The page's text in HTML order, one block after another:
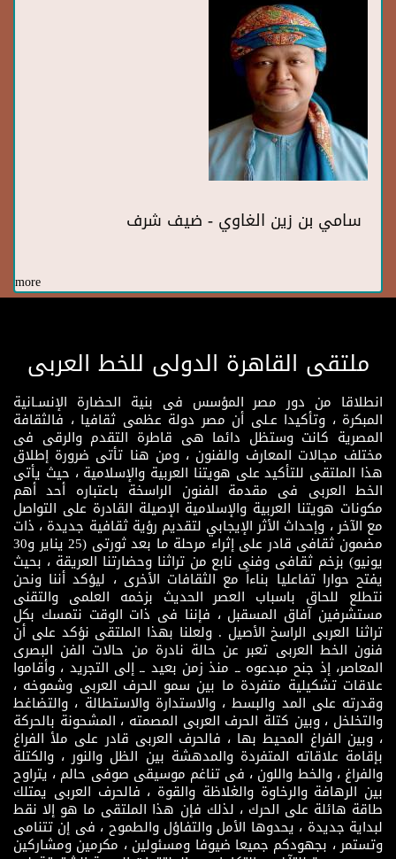
سامي بن زين الغاوي - ضيف شرف
more
ملتقى القاهرة الدولى للخط العربى
انطلاقا من دور مصر المؤسس فى بنية الحضارة الإنسـانية
المبكرة ، وتأكيدا عـلى أن مصر دولة عظمى ثقافيا ، فالثقافة
المصرية كانت وستظل دائما هى قاطرة التقدم والرقى فى
مختلف مجالات المعارف والفنون ، ومن هنا تأتى ضرورة إطلاق
هذا الملتقى للتأكيد على هويتنا العربية والإسلامية ، حيث يأتى
الخط العربى فى مقدمة الفنون الراسخة باعتباره أحد أهم
مكونات هويتنا العربية والإسلامية الإصيلة القادرة على التواصل
مع الآخر ، وإحداث الأثر الإيجابي لتقديم رؤية ثقافية جديدة ، ذات
مضمون ثقافى قادر على إثراء مرحلة ما بعد ثورتى (25 يناير و30
يونيو) بزخم ثقافى وفنى نابع من تراثنا وحضارتنا العريقة ، بحيث
يفتح حوارا تفاعليا بناءاً مع الثقافات الأخرى ، ليؤكد أننا ونحن
نتطلع للحاق باسباب العصر الحديث بزخمه العلمى والتقنى
مستشرفين آفاق المسقبل ، فإننا فى ذات الوقت نتمسك بكل
تراثنا العربى الراسخ الأصيل . ولعلنا بهذا الملتقى نؤكد على أن
فنون الخط العربى تعبر عن حالة نادرة من حالات الفن البصرى
المعاصر، إذ جنح مبدعوه ــ منذ زمن بعيد ــ إلى التجريد ، وأقاموا
علاقات تشكيلية متفردة ما بين سمو الحرف العربى وشموخه ،
وقدرته على المد والبسط ، والاستدارة والاستطالة ، والتضاغط
والتخلخل ، وبين كتلة الحرف العربى المصمته ، المشحونة بالحركة
، وبين الفراغ المحيط بها ، فالحرف العربى قادر على ملأ الفراغ
بإقامة علاقاته المتفردة والمدهشة بين الظل والنور ، والكتلة
والفراغ ، والخط واللون ، فى تناغم موسيقى صوفى حالم ، يتراوح
بين الرهافة والرخاوة والغلاظة والقوة ، فالحرف العربى يمتلك
طاقة هائلة على الحرك ، لذلك فإن هذا الملتقى ما هو إلا نقط
لبداية جديدة ، يحدوها الأمل والتفاؤل والطموح ، فى إن تتنامى
وتستمر ، بجهودكم جميعا ضيوفا ومسئولين ، مكرمين ومشاركين